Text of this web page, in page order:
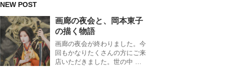
NEW POST
画廊の夜会と、岡本東子
の描く物語
画廊の夜会が終わりました。今
回もかなりたくさんの方にご来
店いただきました。世の中 …